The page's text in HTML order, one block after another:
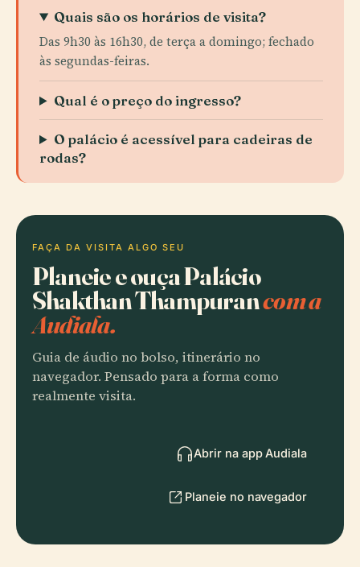
Quais são os horários de visita?
Das 9h30 às 16h30, de terça a domingo; fechado
às segundas-feiras.
Qual é o preço do ingresso?
O palácio é acessível para cadeiras de
rodas?
FAÇA DA VISITA ALGO SEU
Planeie e ouça Palácio
Shakthan Thampurancom a
Audiala.
Guia de áudio no bolso, itinerário no
navegador. Pensado para a forma como
realmente visita.
Abrir na app Audiala
Planeie no navegador